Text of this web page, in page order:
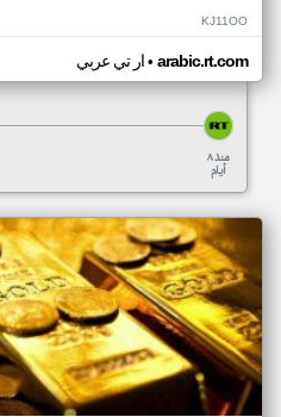
KJ11OO
ار تي عربي• arabic.rt.com
منذ ٨
أيام